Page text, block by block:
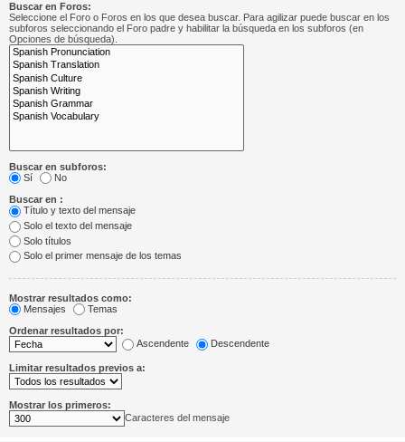
Buscar en Foros:
Seleccione el Foro o Foros en los que desea buscar. Para agilizar puede buscar en los
subforos seleccionando el Foro padre y habilitar la búsqueda en los subforos (en
Opciones de búsqueda).
Buscar en subforos:
Sí
No
Buscar en :
Título y texto del mensaje
Solo el texto del mensaje
Solo títulos
Solo el primer mensaje de los temas
Mostrar resultados como:
Mensajes
Temas
Ordenar resultados por:
Ascendente
Descendente
Limitar resultados previos a:
Mostrar los primeros:
Caracteres del mensaje